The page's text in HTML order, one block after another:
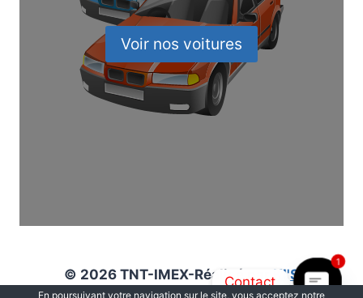
Voir nos voitures
© 2026 TNT-IMEX-Réalisé parKI'S
En poursuivant votre navigation sur le site, vous acceptez notre
Contact
1